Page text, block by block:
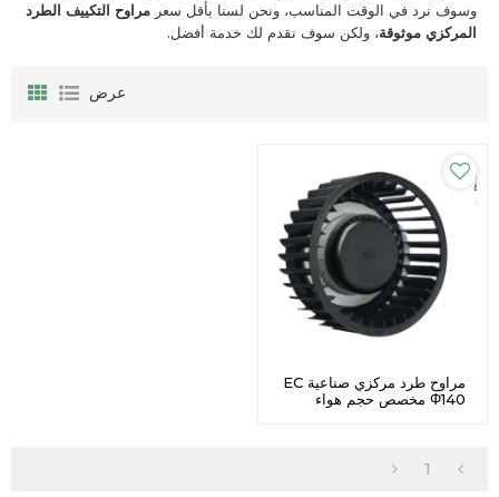
وسوف نرد في الوقت المناسب، ونحن لسنا بأقل سعر مراوح التكييف الطرد
المركزي موثوقة، ولكن سوف نقدم لك خدمة أفضل.
عرض
مراوح طرد مركزي صناعية EC
Φ140 مخصص حجم هواء
1